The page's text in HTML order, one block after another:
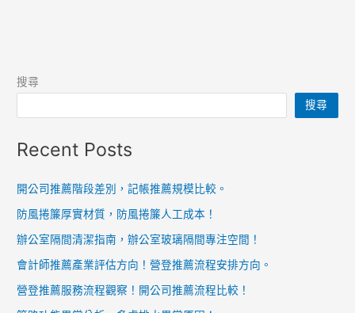
搜尋
搜尋
Recent Posts
開公司推薦階段差別，記帳推薦規模比較。
防風捲簾厚實材質，防風捲簾人工成本！
辦公室隔間清潔指南，辦公室玻璃隔間專注空間！
會計師推薦產業評估方向！營登推薦流程安排方向。
營登推薦服務流程觀察！開公司推薦流程比較！